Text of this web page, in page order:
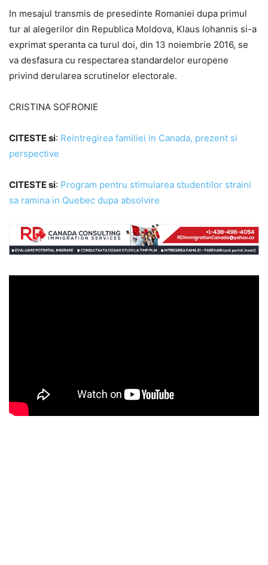
In mesajul transmis de presedinte Romaniei dupa primul
tur al alegerilor din Republica Moldova, Klaus Iohannis si-a
exprimat speranta ca turul doi, din 13 noiembrie 2016, se
va desfasura cu respectarea standardelor europene
privind derularea scrutinelor electorale.
CRISTINA SOFRONIE
CITESTE si: Reintregirea familiei in Canada, prezent si
perspective
CITESTE si: Program pentru stimularea studentilor straini
sa ramina in Quebec dupa absolvire